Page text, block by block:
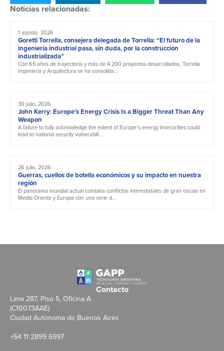
Noticias relacionadas:
1 agosto, 2026
Goretti Torrella, consejera delegada de Torrella: “El futuro de la
ingeniería industrial pasa, sin duda, por la construcción
industrializada”
Con 65 años de trayectoria y más de 4.200 proyectos desarrollados, Torrella
Ingeniería y Arquitectura se ha consolida...
30 julio, 2026
John Kerry: Europe’s Energy Crisis Is a Bigger Threat Than Any
Weapon
A failure to fully acknowledge the extent of Europe’s energy insecurities could
lead to national security vulnerabili...
26 julio, 2026
Guerras, cuellos de botella económicos y su impacto en nuestra
región
El panorama mundial actual combina conflictos interestatales de gran escala en
Medio Oriente y Europa con una serie d...
Contacto
Lima 287, Piso 5, Oficina A
(C10073AAE)
Ciudad Autónoma de Buenos Aires
+54 11 2899 6997